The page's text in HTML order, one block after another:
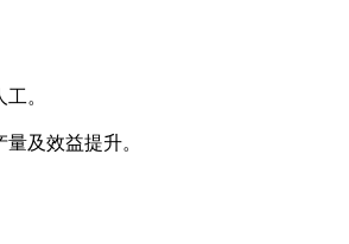
。
及效益提升。